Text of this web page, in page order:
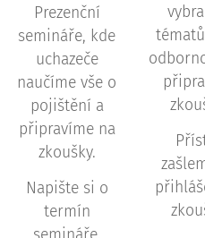
Prezenční
semináře, kde
uchazeče
naučíme vše o
pojištění a
připravíme na
zkoušky.
Napište si o
termín